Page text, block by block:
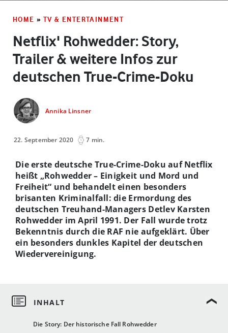
HOME » TV & ENTERTAINMENT
Netflix' Rohwedder: Story,
Trailer & weitere Infos zur
deutschen True-Crime-Doku
Annika Linsner
22. September 2020 7 min.
Die Story: Der historische Fall Rohwedder
Die erste deutsche True-Crime-Doku auf Netflix
heißt „Rohwedder – Einigkeit und Mord und
Freiheit“ und behandelt einen besonders
brisanten Kriminalfall: die Ermordung des
deutschen Treuhand-Managers Detlev Karsten
Rohwedder im April 1991. Der Fall wurde trotz
Bekenntnis durch die RAF nie aufgeklärt. Über
ein besonders dunkles Kapitel der deutschen
Wiedervereinigung.